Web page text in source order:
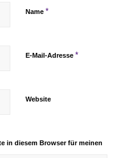
Name *
E-Mail-Adresse *
Website
in diesem Browser für meinen